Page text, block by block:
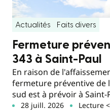
Actualités Faits divers
Fermeture
343 à Saint-Paul
En raison de
fermeture préventive de
sud est à prévoir à Saint-
28 juill. 2026 Lecture